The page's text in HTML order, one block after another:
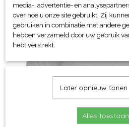
media-, advertentie- en
over hoe u onze site gebruikt. Zij
gebruiken in combinatie met andere
hebben verzameld door uw gebruik
hebt verstrekt.
Later opnieuw tonen
Alles toestaan